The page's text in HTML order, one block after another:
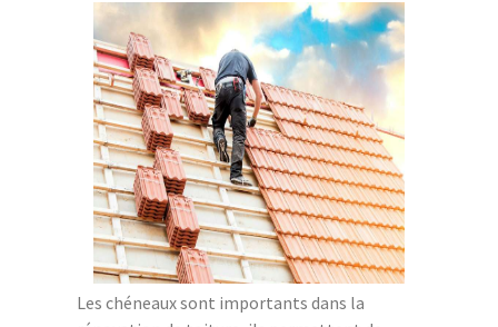
Les chéneaux sont importants dans la